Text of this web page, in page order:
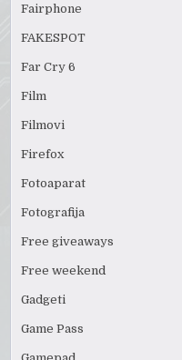
Fairphone
FAKESPOT
Far Cry 6
Film
Filmovi
Firefox
Fotoaparat
Fotografija
Free giveaways
Free weekend
Gadgeti
Game Pass